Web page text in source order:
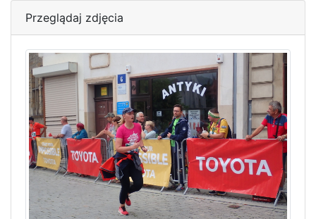
Przeglądaj zdjęcia